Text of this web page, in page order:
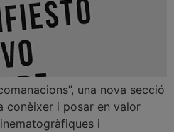
una nova secció
conèixer i posar en valor
i